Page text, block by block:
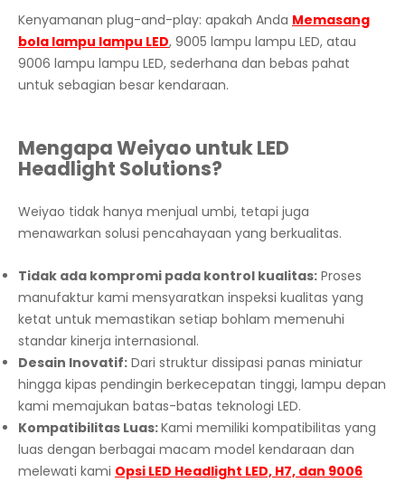
Kenyamanan plug-and-play: apakah Anda Memasang
bola lampu lampu LED, 9005 lampu lampu LED, atau
9006 lampu lampu LED, sederhana dan bebas pahat
untuk sebagian besar kendaraan.
Mengapa Weiyao untuk LED
Headlight Solutions?
Weiyao tidak hanya menjual umbi, tetapi juga
menawarkan solusi pencahayaan yang berkualitas.
Tidak ada kompromi pada kontrol kualitas: Proses
manufaktur kami mensyaratkan inspeksi kualitas yang
ketat untuk memastikan setiap bohlam memenuhi
standar kinerja internasional.
Desain Inovatif: Dari struktur dissipasi panas miniatur
hingga kipas pendingin berkecepatan tinggi, lampu depan
kami memajukan batas-batas teknologi LED.
Kompatibilitas Luas:Kami memiliki kompatibilitas yang
luas dengan berbagai macam model kendaraan dan
melewati kami Opsi LED Headlight LED, H7, dan 9006